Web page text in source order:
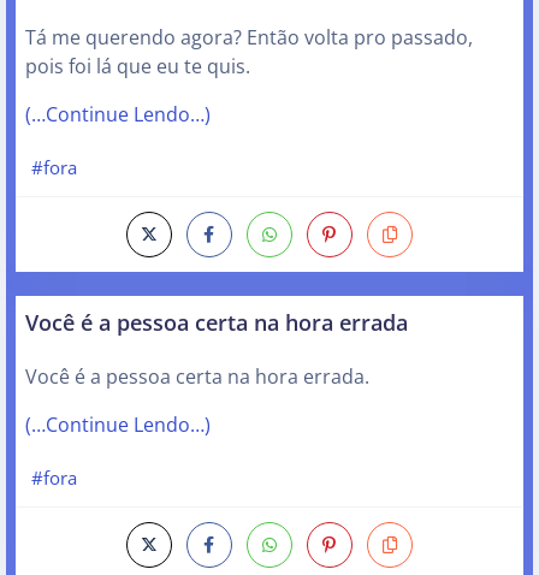
Tá me querendo agora? Então volta pro passado,
pois foi lá que eu te quis.
(…Continue Lendo…)
#fora
Você é a pessoa certa na hora errada
Você é a pessoa certa na hora errada.
(…Continue Lendo…)
#fora